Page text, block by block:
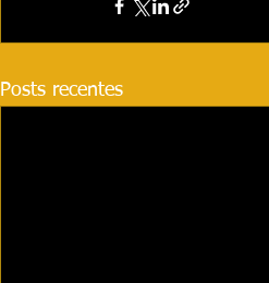
Posts recentes